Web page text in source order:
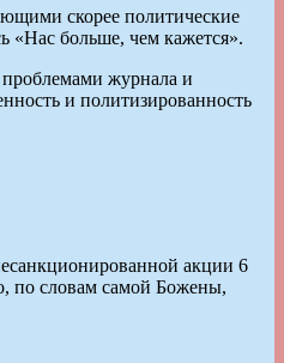
скорее политические
«Нас больше, чем кажется».
проблемами журнала и
и политизированность
акции 6
по словам самой Божены,